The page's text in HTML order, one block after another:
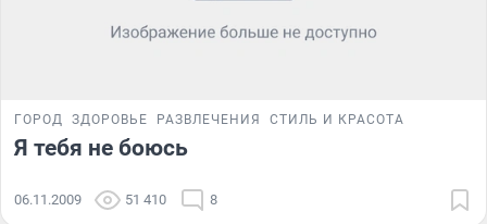
ГОРОД ЗДОРОВЬЕ РАЗВЛЕЧЕНИЯ СТИЛЬ И КРАСОТА
Я тебя не боюсь
06.11.2009 51 410 8